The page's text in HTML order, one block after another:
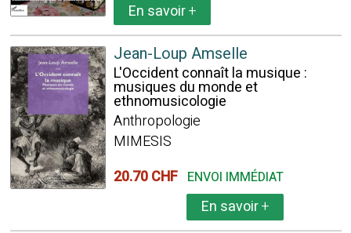
En savoir+
Jean-Loup Amselle
L'Occident connaît la musique :
musiques du monde et
ethnomusicologie
Anthropologie
MIMESIS
20.70 CHF ENVOI IMMÉDIAT
En savoir+